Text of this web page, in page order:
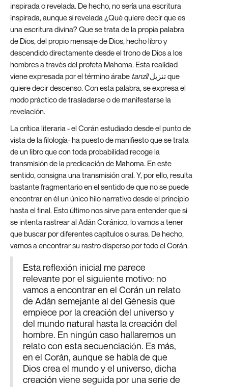
inspirada o revelada. De hecho, no sería una escritura
inspirada, aunque sí revelada ¿Qué quiere decir que es
una escritura divina? Que se trata de la propia palabra
de Dios, del propio mensaje de Dios, hecho libro y
descendido directamente desde el trono de Dios a los
hombres a través del profeta Mahoma. Esta realidad
viene expresada por el término árabe tanzîlتنزيل que
quiere decir descenso. Con esta palabra, se expresa el
modo práctico de trasladarse o de manifestarse la
revelación.
La crítica literaria - el Corán estudiado desde el punto de
vista de la filología- ha puesto de manifiesto que se trata
de un libro que con toda probabilidad recoge la
transmisión de la predicación de Mahoma. En este
sentido, consigna una transmisión oral. Y, por ello, resulta
bastante fragmentario en el sentido de que no se puede
encontrar en él un único hilo narrativo desde el principio
hasta el final. Esto último nos sirve para entender que si
se intenta rastrear al Adán Coránico, lo vamos a tener
que buscar por diferentes capítulos o suras. De hecho,
vamos a encontrar su rastro disperso por todo el Corán.
Esta reflexión inicial me parece
relevante por el siguiente motivo: no
vamos a encontrar en el Corán un relato
de Adán semejante al del Génesis que
empiece por la creación del universo y
del mundo natural hasta la creación del
hombre. En ningún caso hallaremos un
relato con esta secuenciación. Es más,
en el Corán, aunque se habla de que
Dios crea el mundo y el universo, dicha
creación viene seguida por una serie de